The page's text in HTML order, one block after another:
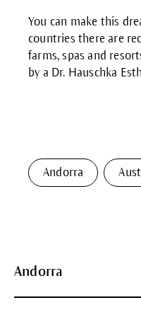
You can make this
countries there are
farms, spas and
by a Dr. Hauschka
Andorra
Andorra